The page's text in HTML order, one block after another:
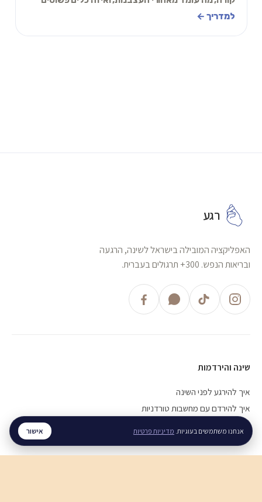
יעזרו לכם להירגע ולחזור לעצמכם.
למדריך ←
רגע
האפליקציה המובילה בישראל לשינה, הרגעה
ובריאות הנפש. 300+ תרגולים בעברית.
שינה והירדמות
איך להירגע לפני השינה
איך להירדם עם מחשבות טורדניות
חוסר שינה כרוני, מה עושים
אנחנו משתמשים בעוגיות. מדיניות פרטיות אישור